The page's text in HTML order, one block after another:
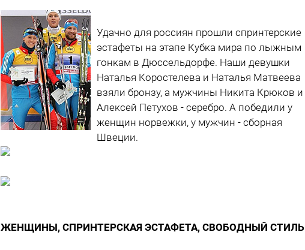
Удачно для россиян прошли спринтерские
эстафеты на этапе Кубка мира по лыжным
гонкам в Дюссельдорфе. Наши девушки
Наталья Коростелева и Наталья Матвеева
взяли бронзу, а мужчины Никита Крюков и
Алексей Петухов - серебро. А победили у
женщин норвежки, у мужчин - сборная
Швеции.
ЖЕНЩИНЫ, СПРИНТЕРСКАЯ ЭСТАФЕТА, СВОБОДНЫЙ СТИЛЬ